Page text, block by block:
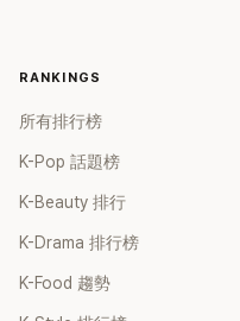
RANKINGS
所有排行榜
K-Pop 話題榜
K-Beauty 排行
K-Drama 排行榜
K-Food 趨勢